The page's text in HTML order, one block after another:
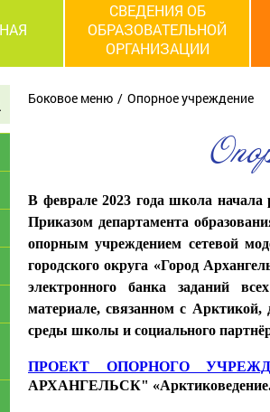
СВЕДЕНИЯ ОБ
ОБРАЗОВАТЕЛЬНОЙ
ОРГАНИЗАЦИИ
Боковое меню Опорное учреждение
В феврале 2023 года школа начала
Приказом департамента
опорным учреждением сетевой
городского округа «Город
электронного банка заданий
материале, связанном с Арктикой,
среды школы и социального
ПРОЕКТ ОПОРНОГО
АРХАНГЕЛЬСК"